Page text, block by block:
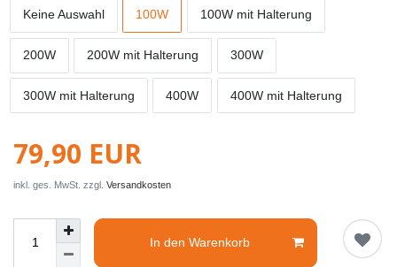
Keine Auswahl 100W 100W mit Halterung
200W 200W mit Halterung 300W
300W mit Halterung 400W 400W mit Halterung
79,90 EUR
inkl. ges. MwSt. zzgl. Versandkosten
In den Warenkorb